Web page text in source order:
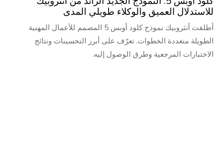
للاستدلال العميق والوكلاء طويلي المدى
أطلقت أنثروبيك نموذج كلود أوبس 5 المصمم للأعمال المهنية
الطويلة متعددة الخطوات. تعرّف على أبرز التحسينات ونتائج
الاختبارات المرجعية وطرق الوصول إليه.